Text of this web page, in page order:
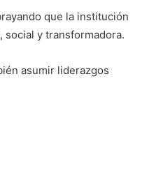
que la institución
social y transformadora.
asumir liderazgos